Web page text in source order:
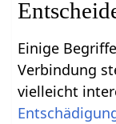
Einige
Verbindung
vielleicht